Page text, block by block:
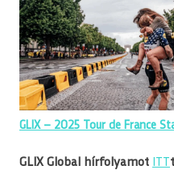
GLIX – 2025 Tour de France
GLIX Global hírfolyamot ITT